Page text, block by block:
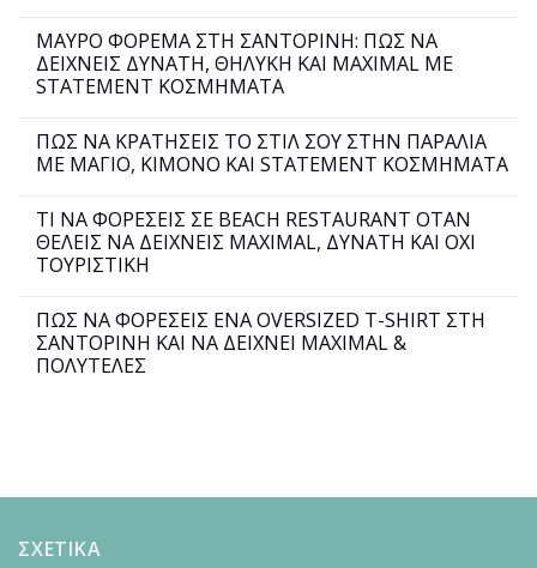
ΜΑΥΡΟ ΦΟΡΕΜΑ ΣΤΗ ΣΑΝΤΟΡΙΝΗ: ΠΩΣ ΝΑ
ΔΕΙΧΝΕΙΣ ΔΥΝΑΤΗ, ΘΗΛΥΚΗ ΚΑΙ MAXIMAL ΜΕ
STATEMENT ΚΟΣΜΗΜΑΤΑ
ΠΩΣ ΝΑ ΚΡΑΤΗΣΕΙΣ ΤΟ ΣΤΙΛ ΣΟΥ ΣΤΗΝ ΠΑΡΑΛΙΑ
ΜΕ ΜΑΓΙΟ, ΚΙΜΟΝΟ ΚΑΙ STATEMENT ΚΟΣΜΗΜΑΤΑ
ΤΙ ΝΑ ΦΟΡΕΣΕΙΣ ΣΕ BEACH RESTAURANT ΟΤΑΝ
ΘΕΛΕΙΣ ΝΑ ΔΕΙΧΝΕΙΣ MAXIMAL, ΔΥΝΑΤΗ ΚΑΙ ΟΧΙ
ΤΟΥΡΙΣΤΙΚΗ
ΠΩΣ ΝΑ ΦΟΡΕΣΕΙΣ ΕΝΑ OVERSIZED T-SHIRT ΣΤΗ
ΣΑΝΤΟΡΙΝΗ ΚΑΙ ΝΑ ΔΕΙΧΝΕΙ MAXIMAL &
ΠΟΛΥΤΕΛΕΣ
ΣΧΕΤΙΚΑ